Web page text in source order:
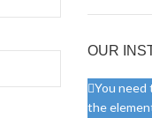
OUR
You need
the